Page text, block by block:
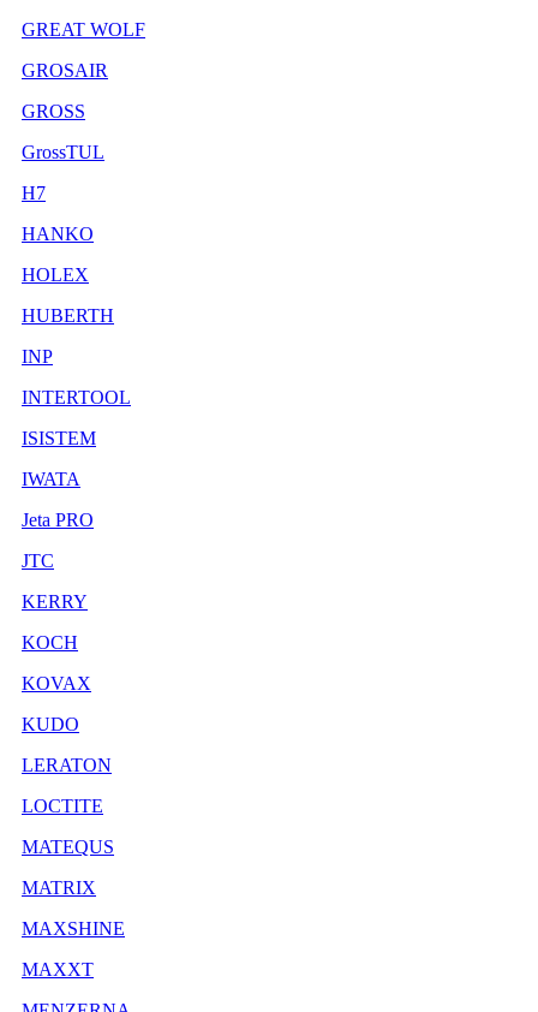
GREAT WOLF
GROSAIR
GROSS
GrossTUL
H7
HANKO
HOLEX
HUBERTH
INP
INTERTOOL
ISISTEM
IWATA
Jeta PRO
JTC
KERRY
KOCH
KOVAX
KUDO
LERATON
LOCTITE
MATEQUS
MATRIX
MAXSHINE
MAXXT